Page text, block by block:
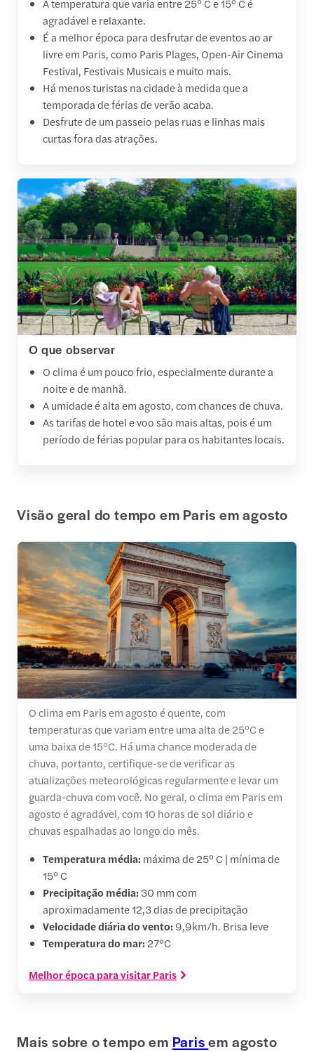
A temperatura que varia entre 25° C e 15° C é
agradável e relaxante.
É a melhor época para desfrutar de eventos ao ar
livre em Paris, como Paris Plages, Open-Air Cinema
Festival, Festivais Musicais e muito mais.
Há menos turistas na cidade à medida que a
temporada de férias de verão acaba.
Desfrute de um passeio pelas ruas e linhas mais
curtas fora das atrações.
O que observar
O clima é um pouco frio, especialmente durante a
noite e de manhã.
A umidade é alta em agosto, com chances de chuva.
As tarifas de hotel e voo são mais altas, pois é um
período de férias popular para os habitantes locais.
Visão geral do tempo em Paris em agosto
O clima em Paris em agosto é quente, com
temperaturas que variam entre uma alta de 25°C e
uma baixa de 15°C. Há uma chance moderada de
chuva, portanto, certifique-se de verificar as
atualizações meteorológicas regularmente e levar um
guarda-chuva com você. No geral, o clima em Paris em
agosto é agradável, com 10 horas de sol diário e
chuvas espalhadas ao longo do mês.
Temperatura média: máxima de 25° C | mínima de
15° C
Precipitação média: 30 mm com
aproximadamente 12,3 dias de precipitação
Velocidade diária do vento: 9,9km/h. Brisa leve
Temperatura do mar: 27°C
Melhor época para visitar Paris
Mais sobre o tempo em Parisem agosto